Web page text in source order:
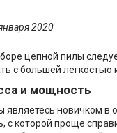
2020
цепной пилы
с большей легкостью
и мощность
являетесь новичком в
с которой проще